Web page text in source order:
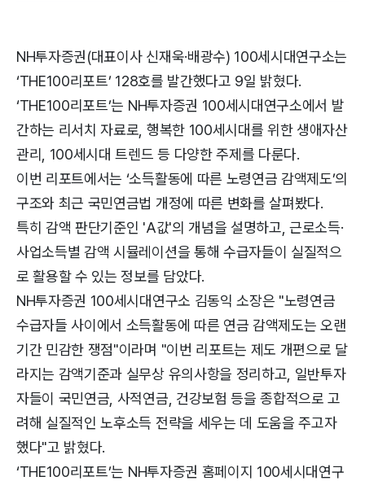
NH투자증권(대표이사 신재욱·배광수) 100세시대연구소는
‘THE100리포트’ 128호를 발간했다고 9일 밝혔다.
‘THE100리포트’는 NH투자증권 100세시대연구소에서 발
간하는 리서치 자료로, 행복한 100세시대를 위한 생애자산
관리, 100세시대 트렌드 등 다양한 주제를 다룬다.
이번 리포트에서는 ‘소득활동에 따른 노령연금 감액제도’의
구조와 최근 국민연금법 개정에 따른 변화를 살펴봤다.
특히 감액 판단기준인 'A값'의 개념을 설명하고, 근로소득·
사업소득별 감액 시뮬레이션을 통해 수급자들이 실질적으
로 활용할 수 있는 정보를 담았다.
NH투자증권 100세시대연구소 김동익 소장은 "노령연금
수급자들 사이에서 소득활동에 따른 연금 감액제도는 오랜
기간 민감한 쟁점"이라며 "이번 리포트는 제도 개편으로 달
라지는 감액기준과 실무상 유의사항을 정리하고, 일반투자
자들이 국민연금, 사적연금, 건강보험 등을 종합적으로 고
려해 실질적인 노후소득 전략을 세우는 데 도움을 주고자
했다"고 밝혔다.
‘THE100리포트’는 NH투자증권 홈페이지 100세시대연구